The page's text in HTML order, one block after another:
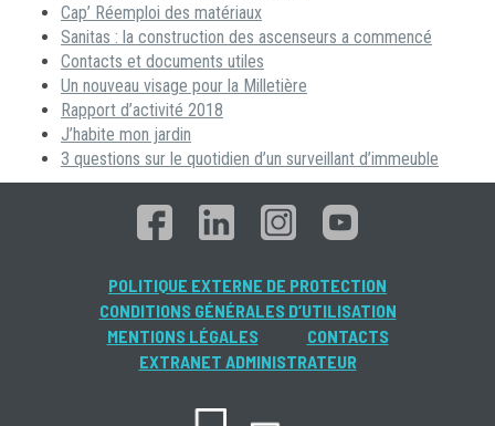
Cap’ Réemploi des matériaux
Sanitas : la construction des ascenseurs a commencé
Contacts et documents utiles
Un nouveau visage pour la Milletière
Rapport d’activité 2018
J’habite mon jardin
3 questions sur le quotidien d’un surveillant d’immeuble
POLITIQUE EXTERNE DE PROTECTION
CONDITIONS GÉNÉRALES D’UTILISATION
MENTIONS LÉGALES
CONTACTS
EXTRANET ADMINISTRATEUR